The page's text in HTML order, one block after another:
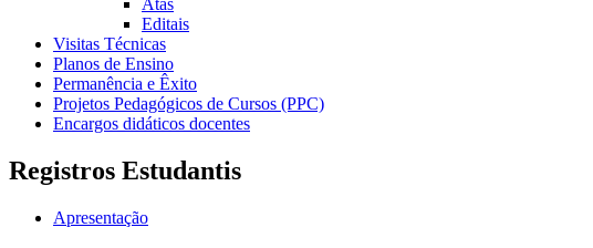
Atas
Editais
Visitas Técnicas
Planos de Ensino
Permanência e Êxito
Projetos Pedagógicos de Cursos (PPC)
Encargos didáticos docentes
Registros Estudantis
Apresentação